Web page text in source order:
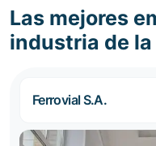
Las mejores
industria de
Ferrovial S.A.